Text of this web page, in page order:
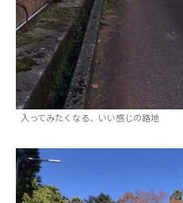
入ってみたくなる、いい感じの路地